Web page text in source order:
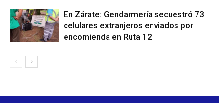
En Zárate: Gendarmería secuestró 73
celulares extranjeros enviados por
encomienda en Ruta 12